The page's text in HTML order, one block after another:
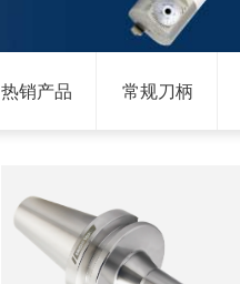
热销产品 常规刀柄